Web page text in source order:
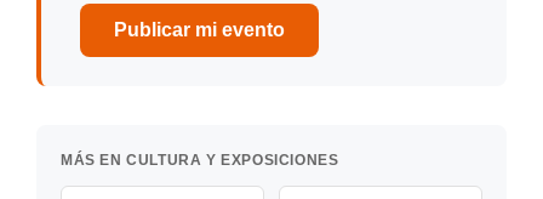
Publicar mi evento
MÁS EN CULTURA Y EXPOSICIONES